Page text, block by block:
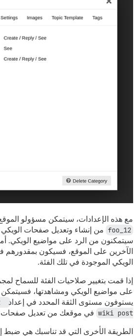
مع هذه الإعدادات، سيتمكن مسؤولو
foo_12 من إنشاء وتعديل صفحات الويكي
سيتمكنون من الرد على مواضيع الويكي.
الآخرين على الموقع، فسيكون
الويكي الموجودة في تلك الفئة.
إذا قمت بتغيير صلاحيات الفئة للسماح
على مواضيع الويكي ومشاهدتها،
يستوفون مستوى الثقة المحدد في إعداد
wiki post في موقعك من تعديل صفحات
الطريقة الأخرى التي قد تناسبك هي ضبط